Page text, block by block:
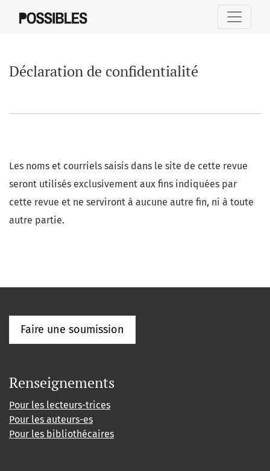
Déclaration de confidentialité
Les noms et courriels saisis dans le site de cette revue
seront utilisés exclusivement aux fins indiquées par
cette revue et ne serviront à aucune autre fin, ni à toute
autre partie.
Faire une soumission
Renseignements
Pour les lecteurs-trices
Pour les auteurs-es
Pour les bibliothécaires